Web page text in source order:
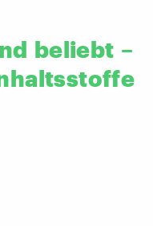
beliebt –